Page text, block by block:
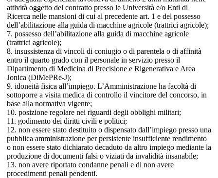
attività oggetto del contratto presso le Università e/o Enti di
Ricerca nelle mansioni di cui al precedente art. 1 e del possesso
dell’abilitazione alla guida di macchine agricole (trattrici agricole);
7. possesso dell’abilitazione alla guida di macchine agricole
(trattrici agricole);
8. insussistenza di vincoli di coniugio o di parentela o di affinità
entro il quarto grado con il personale in servizio presso il
Dipartimento di Medicina di Precisione e Rigenerativa e Area
Jonica (DiMePRe-J);
9. idoneità fisica all’impiego. L’Amministrazione ha facoltà di
sottoporre a visita medica di controllo il vincitore del concorso, in
base alla normativa vigente;
10. posizione regolare nei riguardi degli obblighi militari;
11. godimento dei diritti civili e politici;
12. non essere stato destituito o dispensato dall’impiego presso una
pubblica amministrazione per persistente insufficiente rendimento
o non essere stato dichiarato decaduto da altro impiego mediante la
produzione di documenti falsi o viziati da invalidità insanabile;
13. non avere riportato condanne penali e di non avere
procedimenti penali pendenti.